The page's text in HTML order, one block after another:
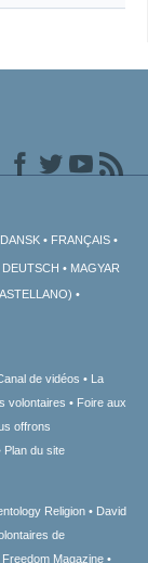
DANSK FRANÇAIS
DEUTSCH
MAGYAR
de vidéos
La
volontaires
Foire aux
offrons
Plan du site
Religion
David
de
Freedom Magazine